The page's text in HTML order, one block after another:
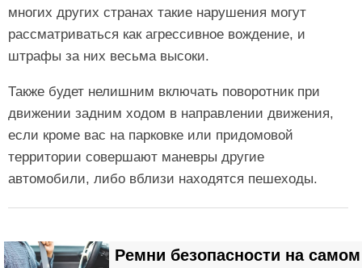
многих других странах такие нарушения могут
рассматриваться как агрессивное вождение, и
штрафы за них весьма высоки.
Также будет нелишним включать поворотник при
движении задним ходом в направлении движения,
если кроме вас на парковке или придомовой
территории совершают маневры другие
автомобили, либо вблизи находятся пешеходы.
Ремни безопасности на самом